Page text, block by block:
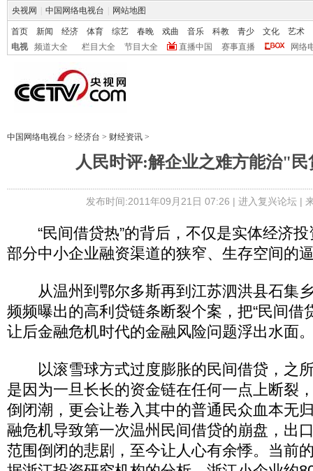
央视网 中国网络电视台 网站地图
首页 新闻 经济 体育 综艺 春晚 戏曲 音乐 科教 青少 文化
艺术
电视
频道大全 栏目大全 节目大全 直播中国 赛事直播 网络
中国网络电视台 > 经济台 > 财经资讯 >
人民时评:解企业之难方能治"
发布时间:2011年09月21日 07:26 | 进入复兴论坛|
“民间借贷热”的背后，不仅是实体经济投
部分中小企业融资渠道的狭窄、生存空间的
从温州到鄂尔多斯再到江苏泗洪县石集
频频曝出的高利贷链条断裂个案，把“民间借
让后金融危机时代的金融风险问题浮出水面
以滚雪球方式过度膨胀的民间借贷，之
是因为一旦长长的资金链在任何一点上断裂
倒闭潮，更会让卷入其中的普通民众血本
融危机导致第一次温州民间借贷的崩盘，出
范围倒闭的悲剧，至今让人心有余悸。当前